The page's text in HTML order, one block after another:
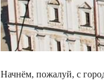
Начнём, пожалуй, с